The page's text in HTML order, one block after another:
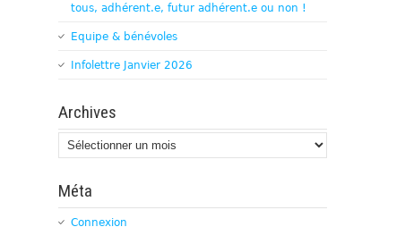
tous, adhérent.e, futur adhérent.e ou non !
Equipe & bénévoles
Infolettre Janvier 2026
Archives
Archives
Méta
Connexion